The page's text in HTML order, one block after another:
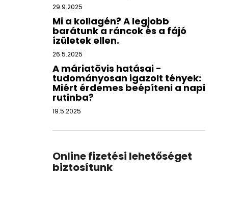
29.9.2025
Mi a kollagén? A legjobb
barátunk a ráncok és a fájó
ízületek ellen.
26.5.2025
A máriatövis hatásai -
tudományosan igazolt tények:
Miért érdemes beépíteni a napi
rutinba?
19.5.2025
Online fizetési lehetőséget
biztosítunk